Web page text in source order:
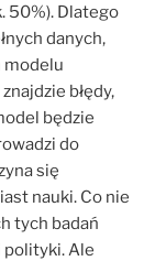
50%). Dlatego
danych,
modelu
błędy,
będzie
do
się
nauki. Co nie
tych badań
polityki. Ale